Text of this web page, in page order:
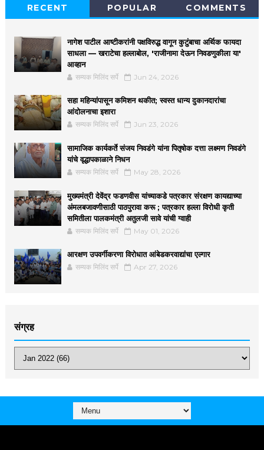
RECENT POPULAR COMMENTS
नागेश पाटील आष्टीकरांनी पक्षविरुद्ध वागून कुटुंबाचा अर्थिक फायदा
साधला — खराटेचा हल्लाबोल, 'राजीनामा देऊन निवडणुकीला या'
आव्हान
सम्यक मिलिंद सर्पे Jun 24, 2026
सहा महिन्यांपासून कमिशन थकीत; स्वस्त धान्य दुकानदारांचा
आंदोलनाचा इशारा
सम्यक मिलिंद सर्पे Jun 23, 2026
सामाजिक कार्यकर्ते संजय निवडंगे यांना पितृषोक दत्ता लक्ष्मण निवडंगे
यांचे वृद्धापकाळाने निधन
सम्यक मिलिंद सर्पे May 28, 2026
मुख्यमंत्री देवेंद्र फडणवीस यांच्याकडे पत्रकार संरक्षण कायद्याच्या
अंमलबजावणीसाठी पाठपुरावा करू ; पत्रकार हल्ला विरोधी कृती
समितीला पालकमंत्री अतुलजी सावे यांची ग्वाही
सम्यक मिलिंद सर्पे May 01, 2026
आरक्षण उपवर्गीकरणा विरोधात आंबेडकरवाद्यांचा एल्गार
सम्यक मिलिंद सर्पे Apr 27, 2026
संग्रह